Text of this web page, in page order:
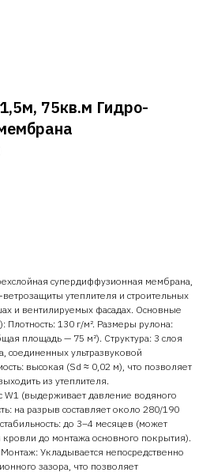
75кв.м Гидро-
супердиффузионная мембрана,
утеплителя и строительных
и вентилируемых фасадах. Основные
Плотность: 130 г/м². Размеры рулона:
площадь — 75 м²). Структура: 3 слоя
соединенных ультразвуковой
высокая (Sd ≈ 0,02 м), что позволяет
из утеплителя.
W1 (выдерживает давление водяного
на разрыв составляет около 280/190
до 3–4 месяцев (может
до монтажа основного покрытия).
Укладывается непосредственно
зазора, что позволяет